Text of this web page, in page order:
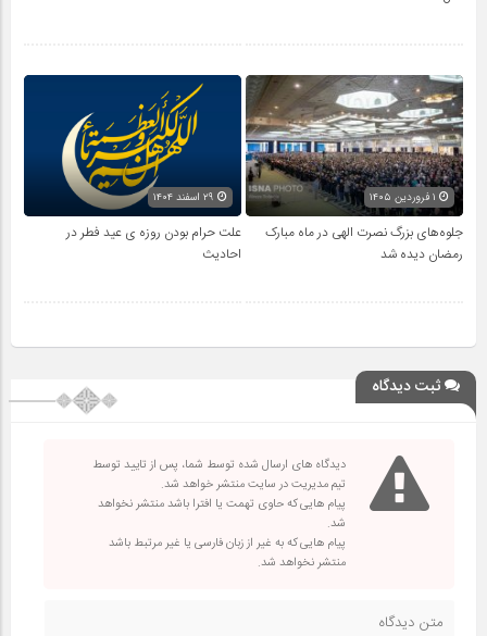
جلوه‌های بزرگ نصرت الهی در ماه مبارک
رمضان دیده شد
علت حرام بودن روزه ی عید فطر در
احادیث
ثبت دیدگاه
دیدگاه های ارسال شده توسط شما، پس از تایید توسط
تیم مدیریت در سایت منتشر خواهد شد.
پیام هایی که حاوی تهمت یا افترا باشد منتشر نخواهد
شد.
پیام هایی که به غیر از زبان فارسی یا غیر مرتبط باشد
منتشر نخواهد شد.